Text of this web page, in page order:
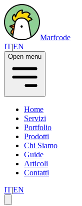
Marfcode
IT|EN
Open menu
Home
Servizi
Portfolio
Prodotti
Chi Siamo
Guide
Articoli
Contatti
IT|EN